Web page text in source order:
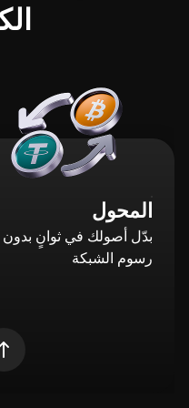
المحول
بدّل أصولك في ثوانٍ بدون
رسوم الشبكة